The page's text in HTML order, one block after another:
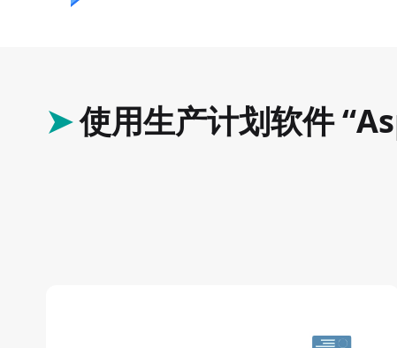
➤使用生产计划软件